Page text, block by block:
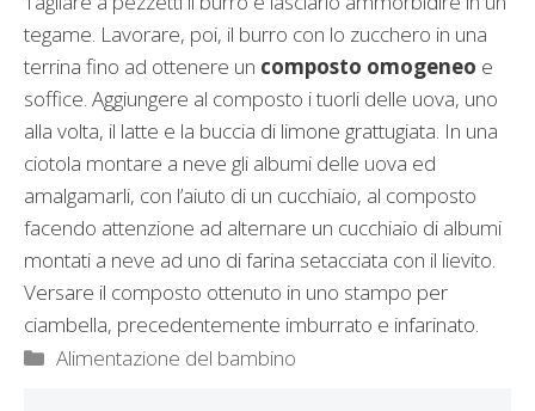
tegame. Lavorare, poi, il burro con lo zucchero in una
terrina fino ad ottenere un composto omogeneo e
soffice. Aggiungere al composto i tuorli delle uova, uno
alla volta, il latte e la buccia di limone grattugiata. In una
ciotola montare a neve gli albumi delle uova ed
amalgamarli, con l’aiuto di un cucchiaio, al composto
facendo attenzione ad alternare un cucchiaio di albumi
montati a neve ad uno di farina setacciata con il lievito.
Versare il composto ottenuto in uno stampo per
ciambella, precedentemente imburrato e infarinato.
Categorie
Alimentazione del bambino